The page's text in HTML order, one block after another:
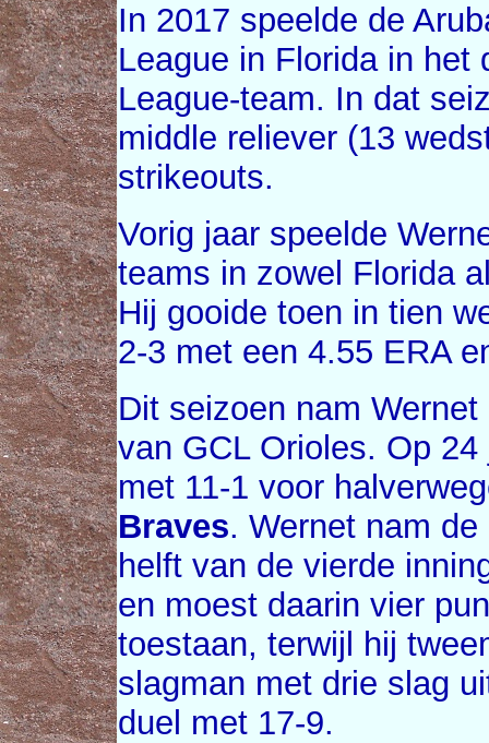
In 2017 speelde de
League in Florida in het
League-team. In dat
middle reliever (13
strikeouts.
Vorig jaar speelde
teams in zowel Florida
Hij gooide toen in tien
2-3 met een 4.55 ERA
Dit seizoen nam
van GCL Orioles. Op
met 11-1 voor
Braves. Wernet nam
helft van de vierde
en moest daarin vier
toestaan, terwijl hij
slagman met drie slag
duel met 17-9.